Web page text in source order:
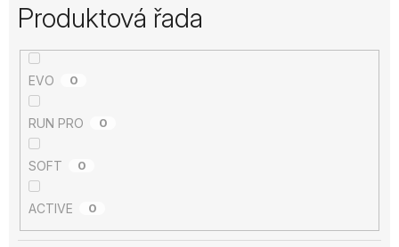
Produktová řada
EVO 0
RUN PRO 0
SOFT 0
ACTIVE 0